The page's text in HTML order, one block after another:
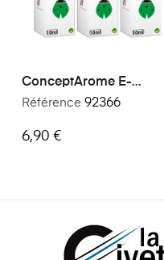
ConceptArome E-
Liquide Premium Saveur
Référence 92366
6,90 €